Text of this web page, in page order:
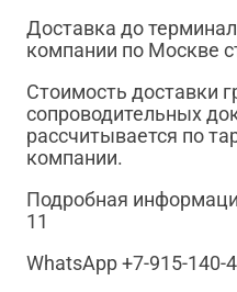
Доставка до
компании по Москве
Стоимость доставки
сопроводительных
рассчитывается по
компании.
Подробная
11
WhatsApp +7-915-140-